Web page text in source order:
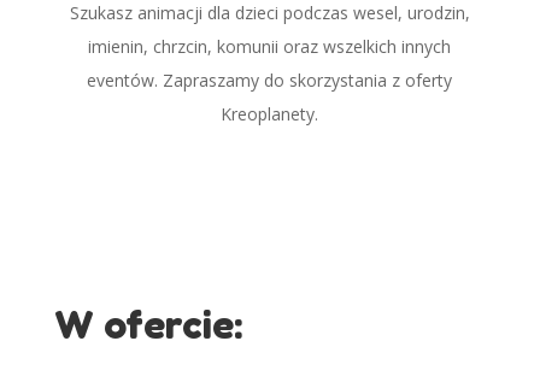
Szukasz animacji dla dzieci podczas wesel, urodzin,
imienin, chrzcin, komunii oraz wszelkich innych
eventów. Zapraszamy do skorzystania z oferty
Kreoplanety.
W ofercie: